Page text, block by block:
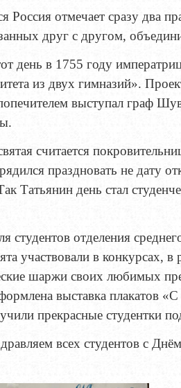
Россия отмечает сразу два
друг с другом,
день в 1755 году
из двух гимназий».
выступал граф
считается
праздновать не дату
Татьянин день стал
студентов отделения
участвовали в
шаржи своих любимых
выставка плакатов
прекрасные студентки
всех студентов с